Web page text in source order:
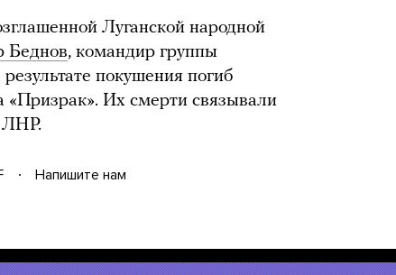
Луганской народной
Беднов, командир группы
покушения погиб
«Призрак». Их смерти связывали
ЛНР.
Напишите нам